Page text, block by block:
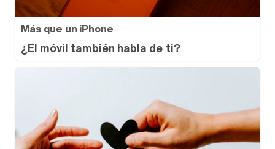
Más que un iPhone
¿El móvil también habla de ti?